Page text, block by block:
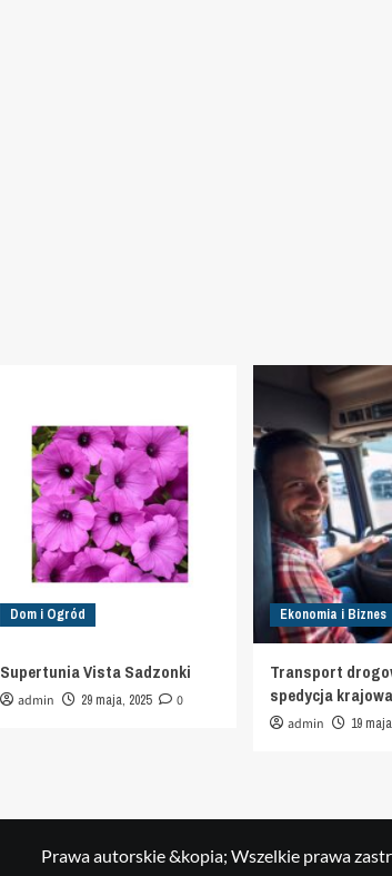
Dom i Ogród
Supertunia Vista Sadzonki
admin 29 maja, 2025 0
Ekonomia i Biznes
Transport
spedycja krajowa
admin 19
Prawa autorskie &kopia; Wszelkie prawa